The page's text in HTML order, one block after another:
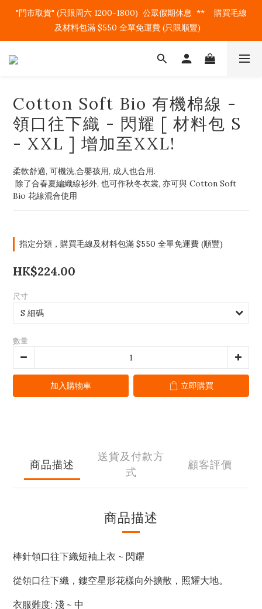
"門市取貨" (只限周六 1200-1800)  公眾假期休息  **    購買毛線
及材料包滿 $550 全單免運費 (只限順豐)
Cotton Soft Bio 有機棉線 -
領口往下織 - 閃耀 [ 材料包 S
- XXL ] 增加至XXL!
柔軟舒適, 可機洗,合嬰孩用, 成人也合用.
Bio 花線混合使用
指定分類，購買毛線及材料包滿 $550 全單免運費 (順豐)
HK$224.00
尺寸
數量
加入購物車 立即購買
商品描述
送貨及付款方
式
顧客評價
商品描述
棒針領口往下織短袖上衣 ~ 閃耀
從領口往下織 ， 鏤空星形花樣向外擴散，照耀大地。
衣服難度: 淺 ~ 中